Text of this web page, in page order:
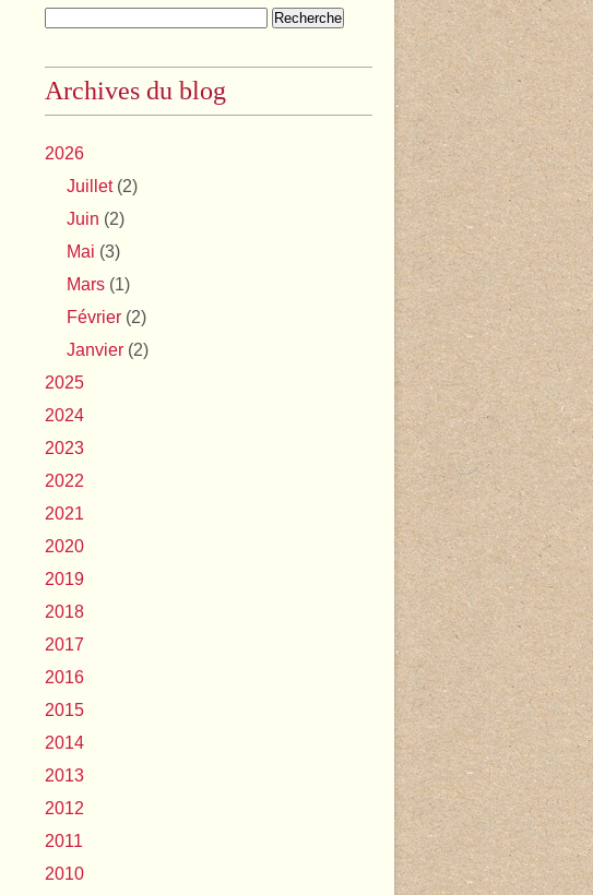
Archives du blog
2026
Juillet(2)
Juin (2)
Mai (3)
Mars (1)
Février (2)
Janvier (2)
2025
2024
2023
2022
2021
2020
2019
2018
2017
2016
2015
2014
2013
2012
2011
2010